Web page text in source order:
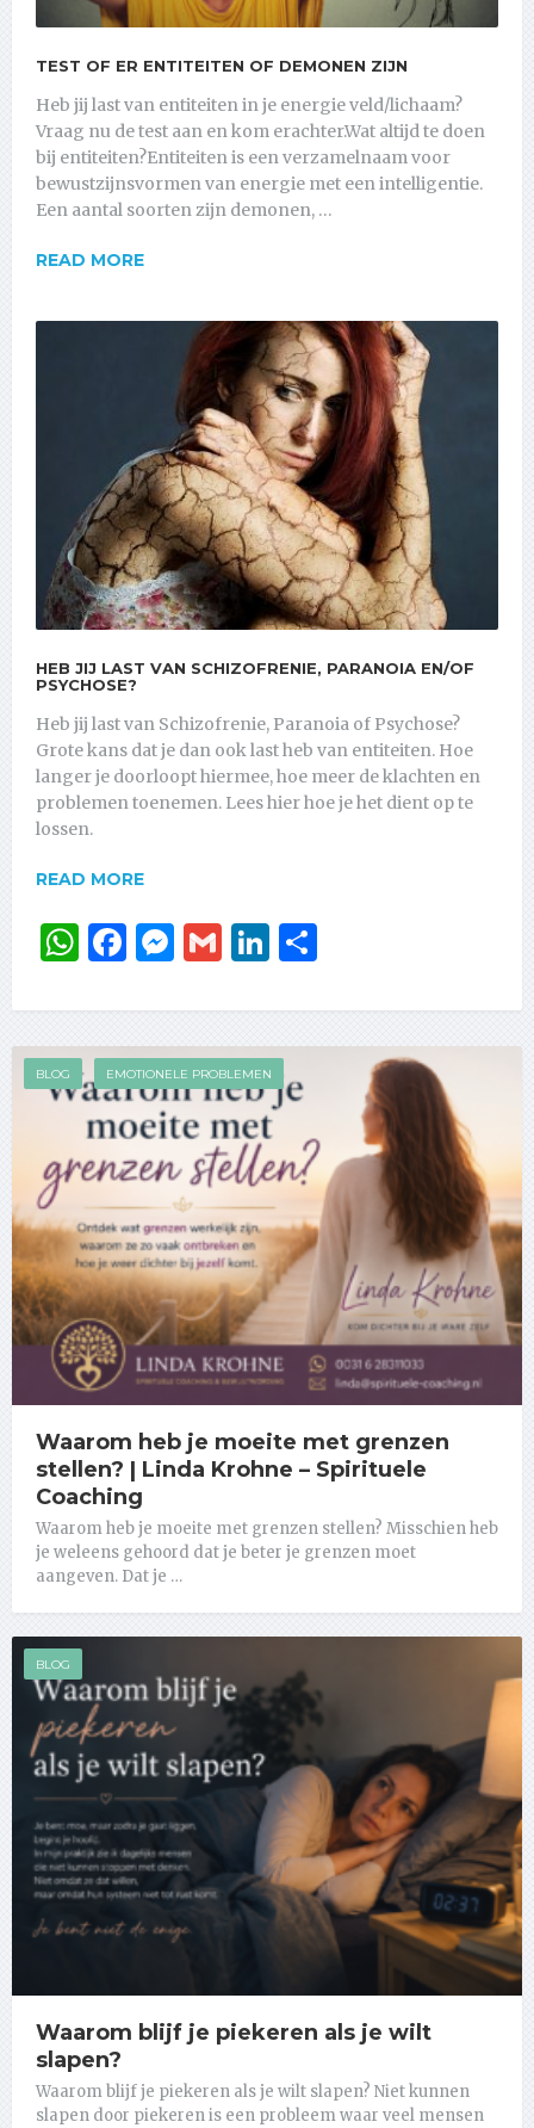
TEST OF ER ENTITEITEN OF DEMONEN ZIJN
Heb jij last van entiteiten in je energie veld/lichaam?
Vraag nu de test aan en kom erachter.Wat altijd te doen
bij entiteiten?Entiteiten is een verzamelnaam voor
bewustzijnsvormen van energie met een intelligentie.
Een aantal soorten zijn demonen, …
READ MORE
HEB JIJ LAST VAN SCHIZOFRENIE, PARANOIA EN/OF
PSYCHOSE?
Heb jij last van Schizofrenie, Paranoia of Psychose?
Grote kans dat je dan ook last heb van entiteiten. Hoe
langer je doorloopt hiermee, hoe meer de klachten en
problemen toenemen. Lees hier hoe je het dient op te
lossen.
READ MORE
WhatsApp
Facebook
Messenger
GmailLinkedIn
BLOG EMOTIONELE PROBLEMEN
Waarom heb je moeite met grenzen
stellen? | Linda Krohne – Spirituele
Coaching
Waarom heb je moeite met grenzen stellen? Misschien heb
je weleens gehoord dat je beter je grenzen moet
aangeven. Dat je …
BLOG
Waarom blijf je piekeren als je wilt
slapen?
Waarom blijf je piekeren als je wilt slapen? Niet kunnen
slapen door piekeren is een probleem waar veel mensen